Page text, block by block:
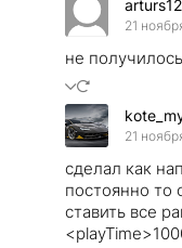
21
не получилось
21
сделал как
постоянно
ставить все